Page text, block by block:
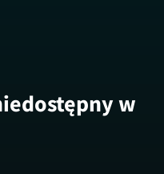
w